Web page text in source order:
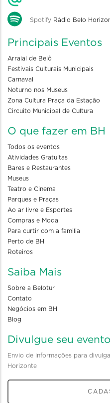
Spotify Rádio Belo
Principais Eventos
Arraial de Belô
Festivais Culturais Municipais
Carnaval
Noturno nos Museus
Zona Cultura Praça da Estação
Circuito Municipal de Cultura
O que fazer em BH
Todos os eventos
Atividades Gratuitas
Bares e Restaurantes
Museus
Teatro e Cinema
Parques e Praças
Ao ar livre e Esportes
Compras e Moda
Para curtir com a familia
Perto de BH
Roteiros
Saiba Mais
Sobre a Belotur
Contato
Negócios em BH
Blog
Divulgue seu evento
Envio de informações para
Horizonte